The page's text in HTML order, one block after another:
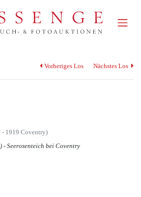
Vorheriges Los Nächstes Los
- 1919 Coventry)
- Seerosenteich bei Coventry